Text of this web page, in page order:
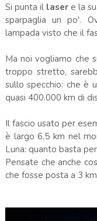
Si punta il lasere la
sparpaglia un po'.
lampada visto che il
Ma noi vogliamo che
troppo stretto,
sullo specchio: che è
quasi 400.000 km di
Il fascio usato per
è largo 6,5 km nel
Luna: quanto basta
Pensate che anche
che fosse posta a 3